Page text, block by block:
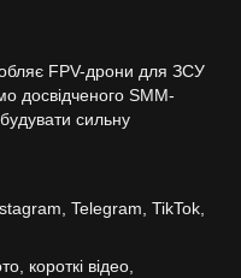
FPV-дрони для ЗСУ
досвідченого SMM-
сильну
Telegram, TikTok,
короткі відео,